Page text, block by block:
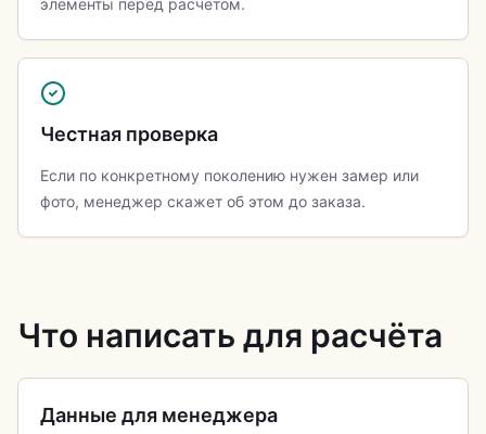
элементы перед расчётом.
Честная проверка
Если по конкретному поколению нужен замер или
фото, менеджер скажет об этом до заказа.
Что написать для расчёта
Данные для менеджера